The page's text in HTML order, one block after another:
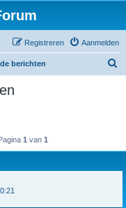
Aanmelden
Registreren
berichten
1 van 1